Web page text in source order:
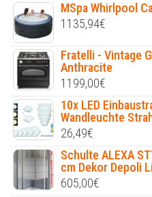
MSpa Whirlpool
1135,94€
Fratelli - Vintage
Anthracite
1199,00€
10x LED
Wandleuchte
26,49€
Schulte ALEXA
cm Dekor Depoli
605,00€